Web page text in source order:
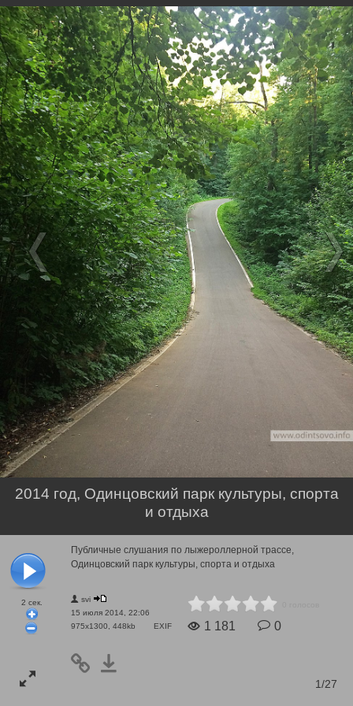
2 сек.
Публичные слушания по лыжероллерной трассе,
Одинцовский парк культуры, спорта и отдыха
svi
15 июля 2014, 22:06
975x1300, 448kb
EXIF 1 181 0
1/27
2014 год, Одинцовский парк культуры, спорта
и отдыха